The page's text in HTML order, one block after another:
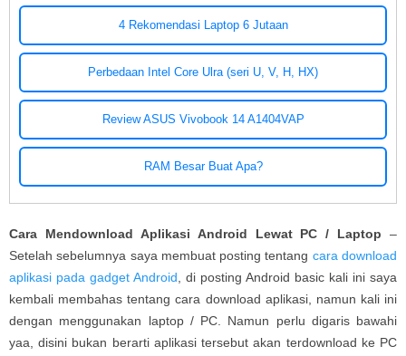
4 Rekomendasi Laptop 6 Jutaan
Perbedaan Intel Core Ulra (seri U, V, H, HX)
Review ASUS Vivobook 14 A1404VAP
RAM Besar Buat Apa?
Cara Mendownload Aplikasi Android Lewat PC / Laptop –
Setelah sebelumnya saya membuat posting tentang cara download
aplikasi pada gadget Android , di posting Android basic kali ini saya
kembali membahas tentang cara download aplikasi, namun kali ini
dengan menggunakan laptop / PC. Namun perlu digaris bawahi
yaa, disini bukan berarti aplikasi tersebut akan terdownload ke PC